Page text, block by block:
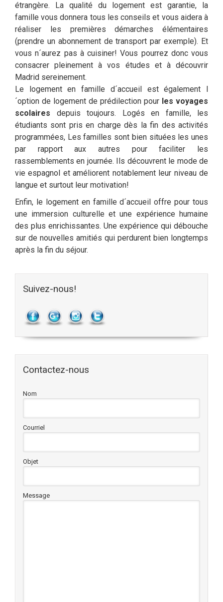
étrangère. La qualité du logement est garantie, la
famille vous donnera tous les conseils et vous aidera à
réaliser les premières démarches élémentaires
(prendre un abonnement de transport par exemple). Et
vous n´aurez pas à cuisiner! Vous pourrez donc vous
consacrer pleinement à vos études et à découvrir
Madrid sereinement.
Le logement en famille d´accueil est également l
´option de logement de prédilection pour les voyages
scolaires depuis toujours. Logés en famille, les
étudiants sont pris en charge dès la fin des activités
programmées, Les familles sont bien situées les unes
par rapport aux autres pour faciliter les
rassemblements en journée. Ils découvrent le mode de
vie espagnol et améliorent notablement leur niveau de
langue et surtout leur motivation!
Enfin, le logement en famille d´accueil offre pour tous
une immersion culturelle et une expérience humaine
des plus enrichissantes. Une expérience qui débouche
sur de nouvelles amitiés qui perdurent bien longtemps
après la fin du séjour.
Suivez-nous!
Contactez-nous
Nom
Courriel
Objet
Message